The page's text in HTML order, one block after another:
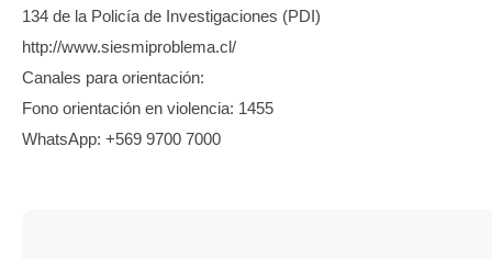
134 de la Policía de Investigaciones (PDI)
http://www.siesmiproblema.cl/
Canales para orientación:
Fono orientación en violencia: 1455
WhatsApp: +569 9700 7000